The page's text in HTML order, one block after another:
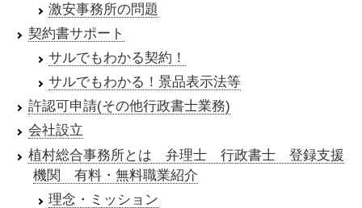
激安事務所の問題
契約書サポート
サルでもわかる契約！
サルでもわかる！景品表示法等
許認可申請(その他行政書士業務)
会社設立
植村総合事務所とは 弁理士 行政書士 登録支援
機関 有料・無料職業紹介
理念・ミッション